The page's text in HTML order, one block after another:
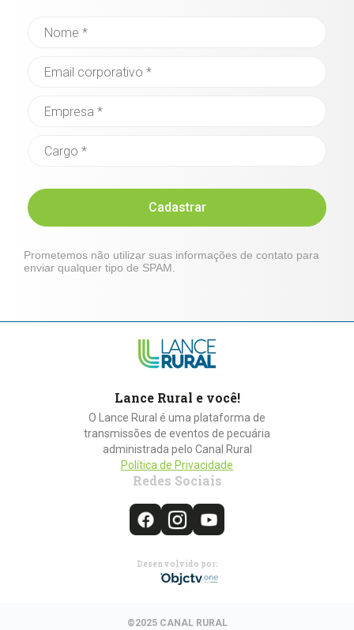
Cadastrar
Prometemos não utilizar suas informações de contato para
enviar qualquer tipo de SPAM.
Lance Rural e você!
O Lance Rural é uma plataforma de
transmissões de eventos de pecuária
administrada pelo Canal Rural
Política de Privacidade
Redes Sociais
Desenvolvido por:
©2025 CANAL RURAL